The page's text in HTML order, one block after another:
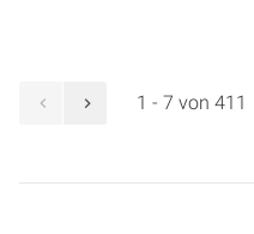
1 - 7 von 411